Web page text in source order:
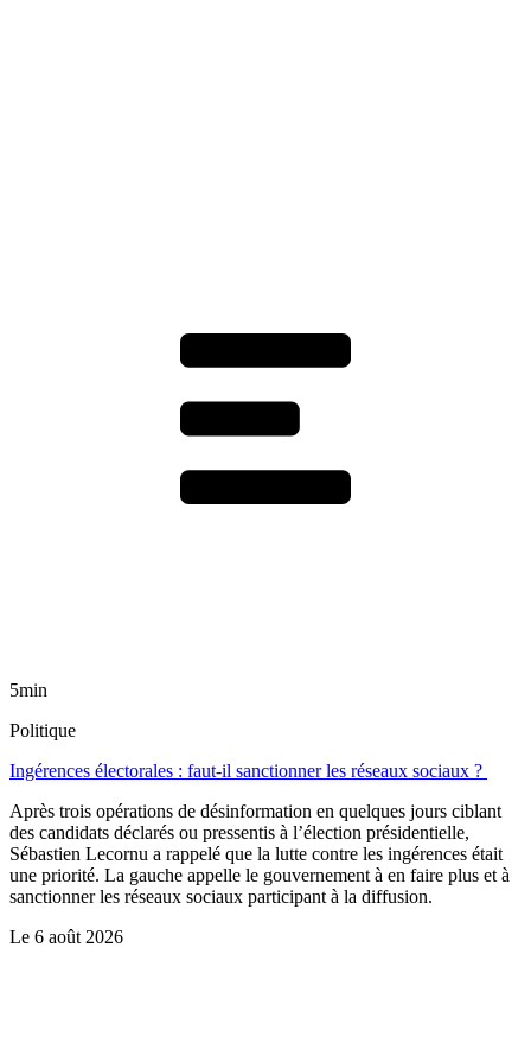
5min
Politique
Ingérences électorales : faut-il sanctionner les réseaux sociaux ?
Après trois opérations de désinformation en quelques jours ciblant
des candidats déclarés ou pressentis à l’élection présidentielle,
Sébastien Lecornu a rappelé que la lutte contre les ingérences était
une priorité. La gauche appelle le gouvernement à en faire plus et à
sanctionner les réseaux sociaux participant à la diffusion.
Le 6 août 2026